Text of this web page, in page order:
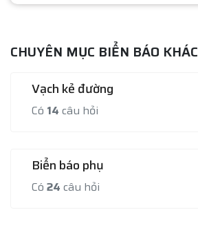
CHUYÊN MỤC BIỂN BÁO KHÁC
Vạch kẻ đường
Có 14 câu hỏi
Biển báo phụ
Có 24 câu hỏi